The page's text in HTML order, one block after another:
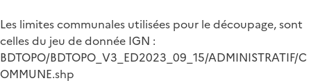
Les limites communales utilisées pour le découpage, sont
celles du jeu de donnée IGN :
BDTOPO/BDTOPO_V3_ED2023_09_15/ADMINISTRATIF/C
OMMUNE.shp